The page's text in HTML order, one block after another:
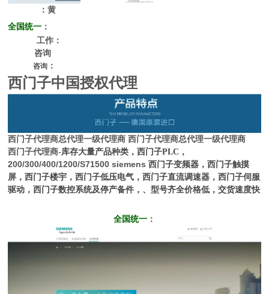
：黄
全国统一 ：
工作：
咨询
咨询 ：
西门子中国授权代理
西门子代理商总代理一级代理商 西门子代理商总代理一级代理商
西门子代理商-库存大量产品种类，西门子PLC，
200/300/400/1200/S71500 siemens西门子变频器，西门子触摸
屏，西门子楼宇，西门子低压电气，西门子直流调速器，西门子伺服
驱动，西门子数控系统及停产备件，、型号齐全价格低，交货速度快
全国统一：